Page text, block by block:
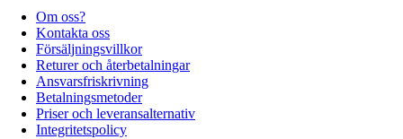
Om oss?
Kontakta oss
Försäljningsvillkor
Returer och återbetalningar
Ansvarsfriskrivning
Betalningsmetoder
Priser och leveransalternativ
Integritetspolicy